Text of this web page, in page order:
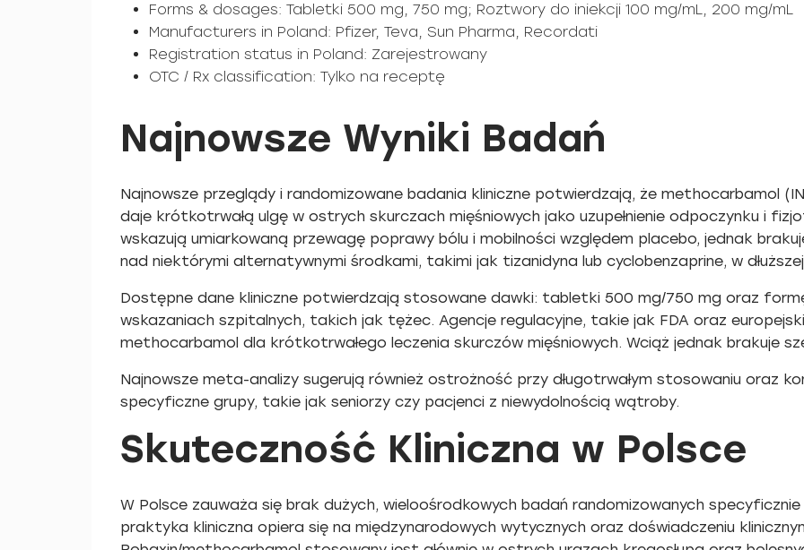
Forms & dosages: Tabletki 500 mg, 750 mg; Roztwory do iniekcji 100 mg/mL, 200 mg/mL
Manufacturers in Poland: Pfizer, Teva, Sun Pharma, Recordati
Registration status in Poland: Zarejestrowany
OTC / Rx classification: Tylko na receptę
Najnowsze Wyniki Badań
Najnowsze przeglądy i randomizowane badania kliniczne potwierdzają, że methocarbamol
daje krótkotrwałą ulgę w ostrych skurczach mięśniowych jako uzupełnienie odpoczynku i
wskazują umiarkowaną przewagę poprawy bólu i mobilności względem placebo, jednak
nad niektórymi alternatywnymi środkami, takimi jak tizanidyna lub cyclobenzaprine, w
Dostępne dane kliniczne potwierdzają stosowane dawki: tabletki 500 mg/750 mg oraz
wskazaniach szpitalnych, takich jak tężec. Agencje regulacyjne, takie jak FDA oraz
methocarbamol dla krótkotrwałego leczenia skurczów mięśniowych. Wciąż jednak brakuje
Najnowsze meta-analizy sugerują również ostrożność przy długotrwałym stosowaniu oraz
specyficzne grupy, takie jak seniorzy czy pacjenci z niewydolnością wątroby.
Skuteczność Kliniczna w Polsce
W Polsce zauważa się brak dużych, wieloośrodkowych badań randomizowanych
praktyka kliniczna opiera się na międzynarodowych wytycznych oraz doświadczeniu